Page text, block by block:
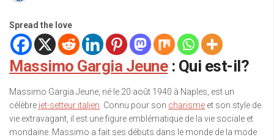
Spread the love
Massimo Gargia Jeune: Qui est-il?
Massimo Gargia Jeune, né le 20 août 1940 à Naples, est un
célèbre jet-setteur italien. Connu pour son charisme et son style de
vie extravagant, il est une figure emblématique de la vie sociale et
mondaine. Massimo a fait ses débuts dans le monde de la mode